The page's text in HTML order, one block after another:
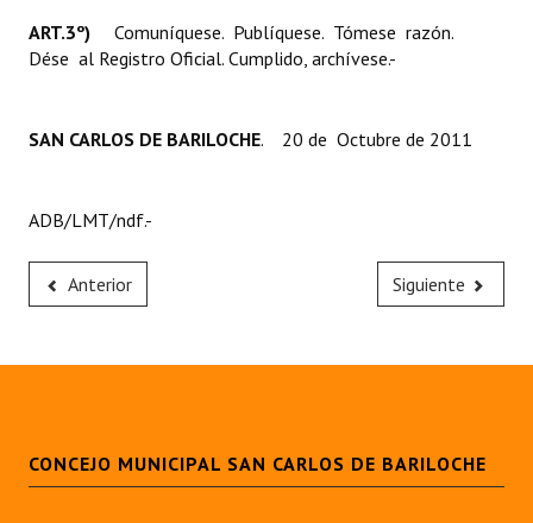
ART.3º) Comuníquese. Publíquese. Tómese razón.
Dése al Registro Oficial. Cumplido, archívese.-
SAN CARLOS DE BARILOCHE. 20 de Octubre de 2011
ADB/LMT/ndf.-
Anterior Siguiente
CONCEJO MUNICIPAL SAN CARLOS DE BARILOCHE